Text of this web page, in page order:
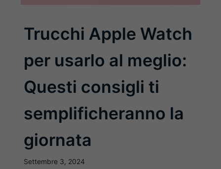
Trucchi Apple Watch
per usarlo al meglio:
Questi consigli ti
semplificheranno la
giornata
Settembre 3, 2024